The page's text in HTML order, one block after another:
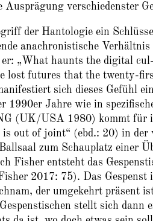
verschiedenster
der Hantologie ein
anachronistische
„What haunts the digital
lost futures that the twenty-
sich dieses Gefühl
1990er Jahre wie in
(UK/USA 1980) kommt für
out of joint“ (ebd.: 20) in der
zum Schauplatz einer
Fisher entsteht das
2017: 75). Das Gespenst
der umgekehrt präsent
stellt sich dann